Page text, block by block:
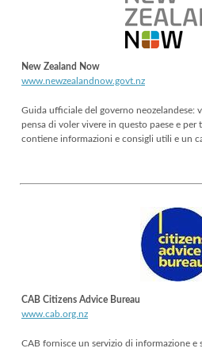
New Zealand Now
www.newzealandnow.govt.nz
Guida ufficiale del governo neozelandese:
pensa di voler vivere in questo paese e
contiene informazioni e consigli utili e un
CAB Citizens Advice Bureau
www.cab.org.nz
CAB fornisce un servizio di informazione e